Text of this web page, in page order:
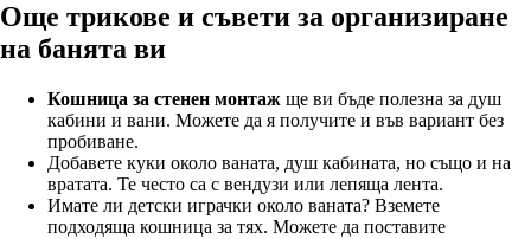
Още трикове и съвети за организиране
на банята ви
Кошница за стенен монтаж ще ви бъде полезна за душ
кабини и вани. Можете да я получите и във вариант без
пробиване.
Добавете куки около ваната, душ кабината, но също и на
вратата. Те често са с вендузи или лепяща лента.
Имате ли детски играчки около ваната? Вземете
подходяща кошница за тях. Можете да поставите